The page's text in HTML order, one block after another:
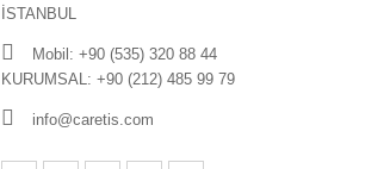
İSTANBUL
Mobil: +90 (535) 320 88 44
KURUMSAL: +90 (212) 485 99 79
info@caretis.com